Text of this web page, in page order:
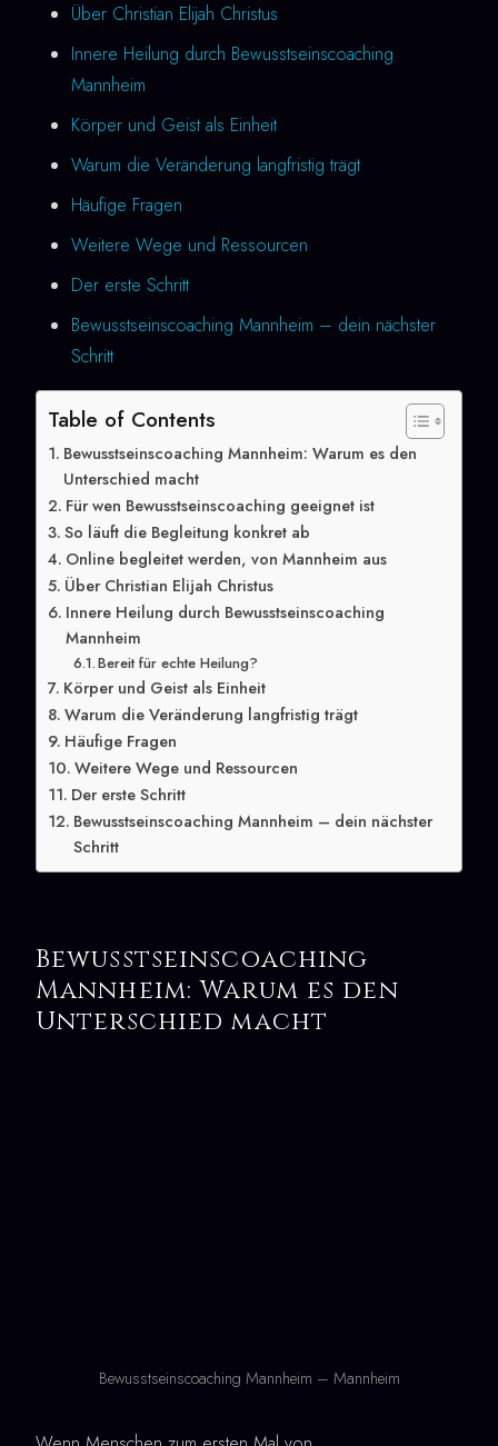
Über Christian Elijah Christus
Innere Heilung durch Bewusstseinscoaching
Mannheim
Körper und Geist als Einheit
Warum die Veränderung langfristig trägt
Häufige Fragen
Weitere Wege und Ressourcen
Der erste Schritt
Bewusstseinscoaching Mannheim – dein nächster
Schritt
Table of Contents
Bewusstseinscoaching Mannheim: Warum es den
Unterschied macht
Für wen Bewusstseinscoaching geeignet ist
So läuft die Begleitung konkret ab
Online begleitet werden, von Mannheim aus
Über Christian Elijah Christus
Innere Heilung durch Bewusstseinscoaching
Mannheim
Bereit für echte Heilung?
Körper und Geist als Einheit
Warum die Veränderung langfristig trägt
Häufige Fragen
Weitere Wege und Ressourcen
Der erste Schritt
Bewusstseinscoaching Mannheim – dein nächster
Schritt
Bewusstseinscoaching
Mannheim: Warum es den
Unterschied macht
Bewusstseinscoaching Mannheim – Mannheim